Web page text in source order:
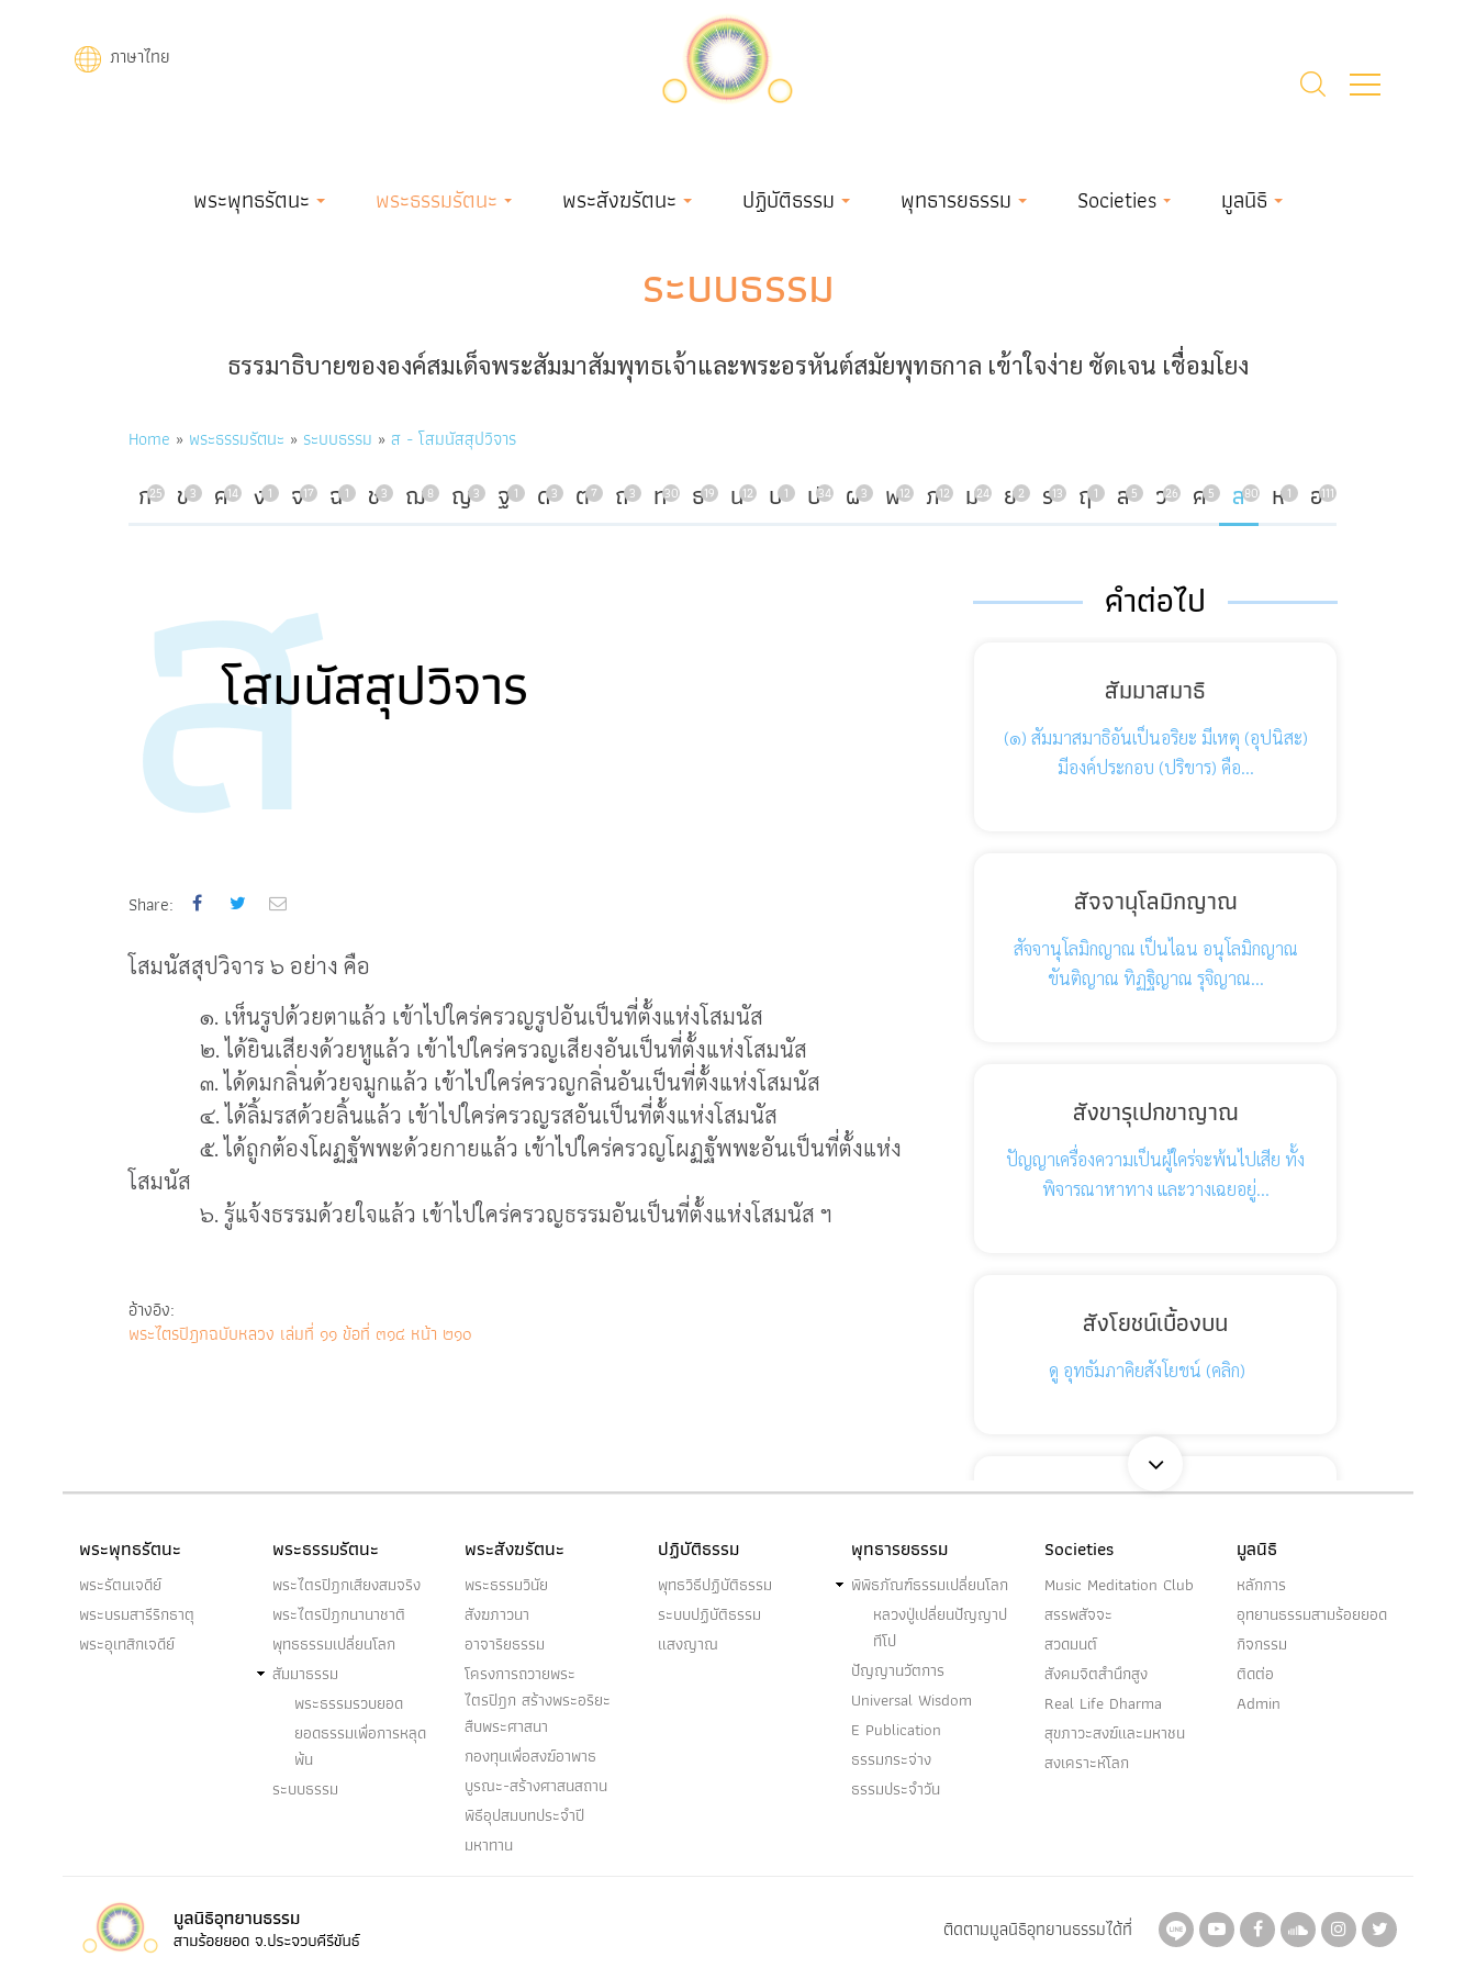
ภาษาไทย
navigationพระพุทธรัตนะ พระธรรมรัตนะ พระสังฆรัตนะ ปฏิบัติธรรม พุทธารยธรรม Societies มูลนิธิ
ระบบธรรม
ธรรมาธิบายขององค์สมเด็จพระสัมมาสัมพุทธเจ้าและพระอรหันต์สมัยพุทธกาล เข้าใจง่าย ชัดเจน เชื่อมโยง
Breadcrumb
Home พระธรรมรัตนะ ระบบธรรม ส - โสมนัสสุปวิจาร
ก25 ข3 ค14 ง1 จ17 ฉ1 ช3 ฌ8 ญ3 ฐ1 ด3 ต7 ถ3 ท30 ธ19 น12 บ1 ป34 ผ3 พ12 ภ12 ม24 ย2 ร13 ฤ1 ล5 ว26 ศ5 ส80 ห1 อ111
ส
โสมนัสสุปวิจาร
Share:
โสมนัสสุปวิจาร ๖ อย่าง คือ
๑. เห็นรูปด้วยตาแล้ว เข้าไปใคร่ครวญรูปอันเป็นที่ตั้งแห่งโสมนัส
๒. ได้ยินเสียงด้วยหูแล้ว เข้าไปใคร่ครวญเสียงอันเป็นที่ตั้งแห่งโสมนัส
๓. ได้ดมกลิ่นด้วยจมูกแล้ว เข้าไปใคร่ครวญกลิ่นอันเป็นที่ตั้งแห่งโสมนัส
๔. ได้ลิ้มรสด้วยลิ้นแล้ว เข้าไปใคร่ครวญรสอันเป็นที่ตั้งแห่งโสมนัส
๕. ได้ถูกต้องโผฏฐัพพะด้วยกายแล้ว เข้าไปใคร่ครวญโผฏฐัพพะอันเป็นที่ตั้งแห่ง
โสมนัส
๖. รู้แจ้งธรรมด้วยใจแล้ว เข้าไปใคร่ครวญธรรมอันเป็นที่ตั้งแห่งโสมนัส ฯ
อ้างอิง:
พระไตรปิฎกฉบับหลวง เล่มที่ ๑๑ ข้อที่ ๓๑๔ หน้า ๒๑๐
คำต่อไป
สัมมาสมาธิ
(๑) สัมมาสมาธิอันเป็นอริยะ มีเหตุ (อุปนิสะ)
มีองค์ประกอบ (ปริขาร) คือ…
สัจจานุโลมิกญาณ
สัจจานุโลมิกญาณ เป็นไฉน อนุโลมิกญาณ
ขันติญาณ ทิฏฐิญาณ รุจิญาณ…
สังขารุเปกขาญาณ
ปัญญาเครื่องความเป็นผู้ใคร่จะพ้นไปเสีย ทั้ง
พิจารณาหาทาง และวางเฉยอยู่…
สังโยชน์เบื้องบน
ดู อุทธัมภาคิยสังโยชน์ (คลิก)
สัมมัตตะ ๑๐
(๑) สัมมัตตะ (ความเป็นชอบ) ๑๐ ประการนี้
๑๐ ประการเป็นไฉน คือ…
สังขตธรรม
(๑) สังขตลักษณะของสังขตธรรม ๓ ประการ
สุญ (ว่าง)
พระพุทธรัตนะ
พระรัตนเจดีย์
พระบรมสารีริกธาตุ
พระอุเทสิกเจดีย์
พระธรรมรัตนะ
พระไตรปิฎกเสียงสมจริง
พระไตรปิฎกนานาชาติ
พุทธธรรมเปลี่ยนโลก
สัมมาธรรม
พระธรรมรวบยอด
ยอดธรรมเพื่อการหลุด
พ้น
ระบบธรรม
พระสังฆรัตนะ
พระธรรมวินัย
สังฆภาวนา
อาจาริยธรรม
โครงการถวายพระ
ไตรปิฎก สร้างพระอริยะ
สืบพระศาสนา
กองทุนเพื่อสงฆ์อาพาธ
บูรณะ-สร้างศาสนสถาน
พิธีอุปสมบทประจำปี
มหาทาน
ปฏิบัติธรรม
พุทธวิธีปฏิบัติธรรม
ระบบปฏิบัติธรรม
แสงญาณ
พุทธารยธรรม
พิพิธภัณฑ์ธรรมเปลี่ยนโลก
หลวงปู่เปลี่ยนปัญญาป
ทีโป
ปัญญานวัตการ
Universal Wisdom
E Publication
ธรรมกระจ่าง
ธรรมประจำวัน
Societies
Music Meditation Club
สรรพสัจจะ
สวดมนต์
สังคมจิตสำนึกสูง
Real Life Dharma
สุขภาวะสงฆ์และมหาชน
สงเคราะห์โลก
มูลนิธิ
หลักการ
อุทยานธรรมสามร้อยยอด
กิจกรรม
ติดต่อ
Admin
ติดตามมูลนิธิอุทยานธรรมได้ที่